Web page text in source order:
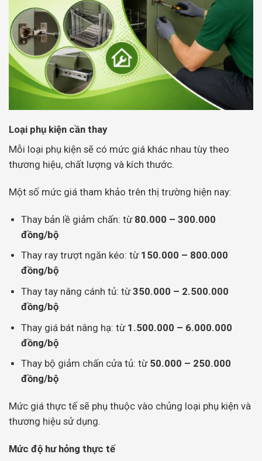
Loại phụ kiện cần thay
Mỗi loại phụ kiện sẽ có mức giá khác nhau tùy theo
thương hiệu, chất lượng và kích thước.
Một số mức giá tham khảo trên thị trường hiện nay:
Thay bản lề giảm chấn: từ 80.000 – 300.000
đồng/bộ
Thay ray trượt ngăn kéo: từ 150.000 – 800.000
đồng/bộ
Thay tay nâng cánh tủ: từ350.000 – 2.500.000
đồng/bộ
Thay giá bát nâng hạ: từ 1.500.000 – 6.000.000
đồng/bộ
Thay bộ giảm chấn cửa tủ: từ 50.000 – 250.000
đồng/bộ
Mức giá thực tế sẽ phụ thuộc vào chủng loại phụ kiện và
thương hiệu sử dụng.
Mức độ hư hỏng thực tế